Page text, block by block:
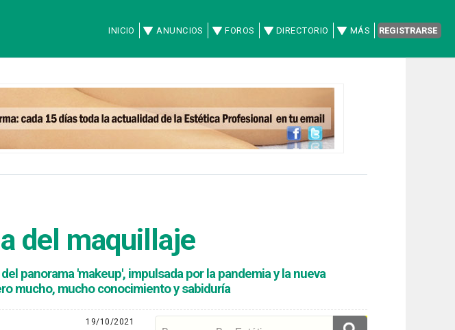
INICIO ANUNCIOS FOROS DIRECTORIO MÁS REGISTRARSE
del maquillaje
panorama 'makeup', impulsada por la pandemia y la nueva
mucho, mucho conocimiento y sabiduría
19/10/2021